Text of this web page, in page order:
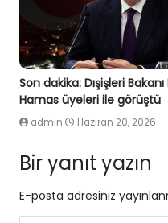
Son dakika: Dışişleri
Hamas üyeleri ile görüştü
admin Haziran 20, 2026
Bir yanıt yazın
E-posta adresiniz